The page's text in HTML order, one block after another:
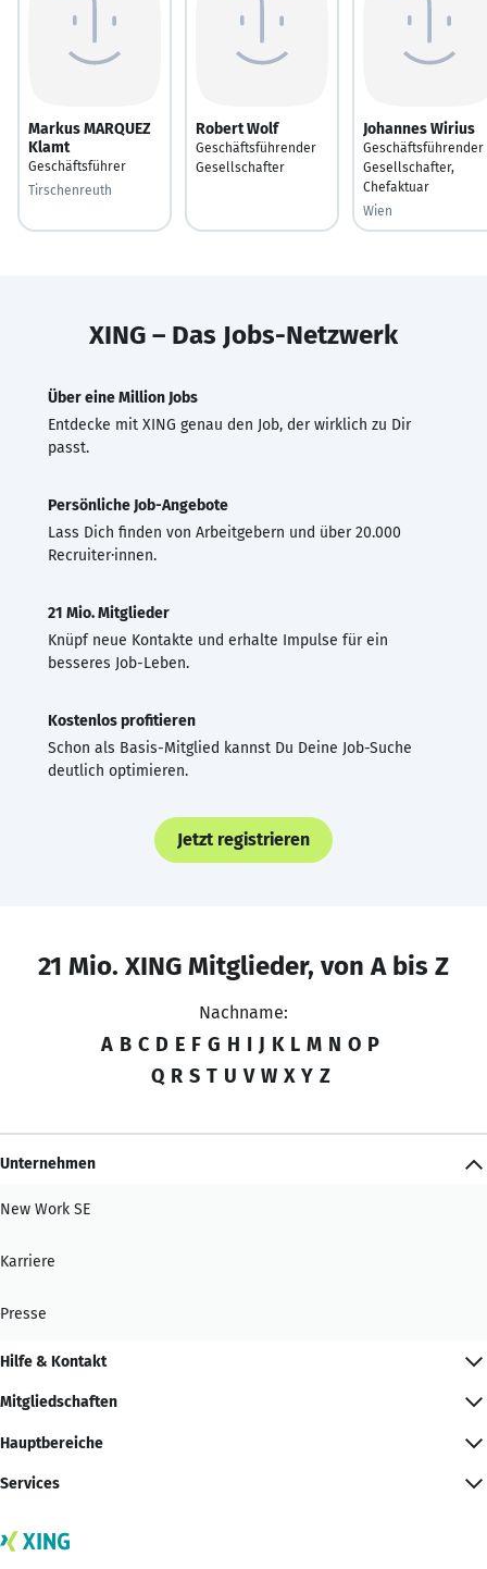
Markus MARQUEZ
Klamt
Geschäftsführer
Tirschenreuth
Robert Wolf
Geschäftsführender
Gesellschafter
Johannes Wirius
Geschäftsführender
Gesellschafter,
Chefaktuar
Wien
XING – Das Jobs-Netzwerk
Über eine Million Jobs
Entdecke mit XING genau den Job, der wirklich zu Dir
passt.
Persönliche Job-Angebote
Lass Dich finden von Arbeitgebern und über 20.000
Recruiter·innen.
21 Mio. Mitglieder
Knüpf neue Kontakte und erhalte Impulse für ein
besseres Job-Leben.
Kostenlos profitieren
Schon als Basis-Mitglied kannst Du Deine Job-Suche
deutlich optimieren.
Jetzt registrieren
21 Mio. XING Mitglieder, von A bis Z
Nachname:
A B C D E F G H I J K L M N O P
Q R S T U V W X Y Z
Unternehmen
New Work SE
Karriere
Presse
Hilfe & Kontakt
Mitgliedschaften
Hauptbereiche
Services